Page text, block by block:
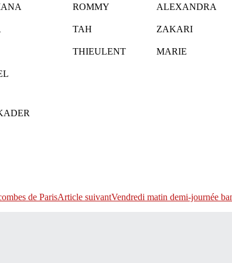
ROMMY ALEXANDRA
TAH
ZAKARI
THIEULENT MARIE
de ParisArticle suivantVendredi matin demi-journée